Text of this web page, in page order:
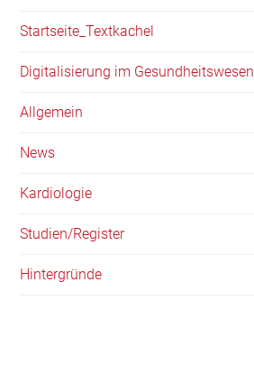
Startseite_Textkachel
Digitalisierung im Gesundheitswesen
Allgemein
News
Kardiologie
Studien/Register
Hintergründe